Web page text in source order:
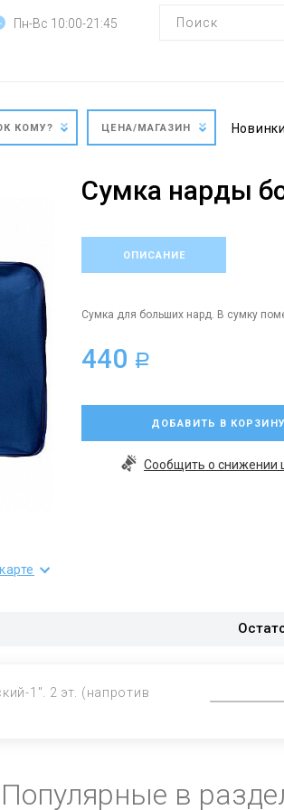
Пн-Вс 10:00-21:45
КОМУ? ЦЕНА/МАГАЗИН Новинки
Сумка нарды
ОПИСАНИЕ
Сумка для больших нард. В сумку
440 a
ДОБАВИТЬ В КОРЗИНУ
Сообщить о снижении
1". 2 эт. (напротив
Популярные в